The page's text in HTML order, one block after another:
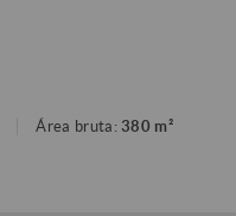
Área bruta: 380 m²